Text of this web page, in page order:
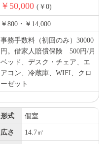
￥50,000 (￥0)
￥800・￥14,000
事務手数料（初回のみ）30000
円。借家人賠償保険 500円/月
ベッド、デスク・チェア、エ
アコン、冷蔵庫、WIFI、クロ
ーゼット
形式 個室
広さ 14.7㎡